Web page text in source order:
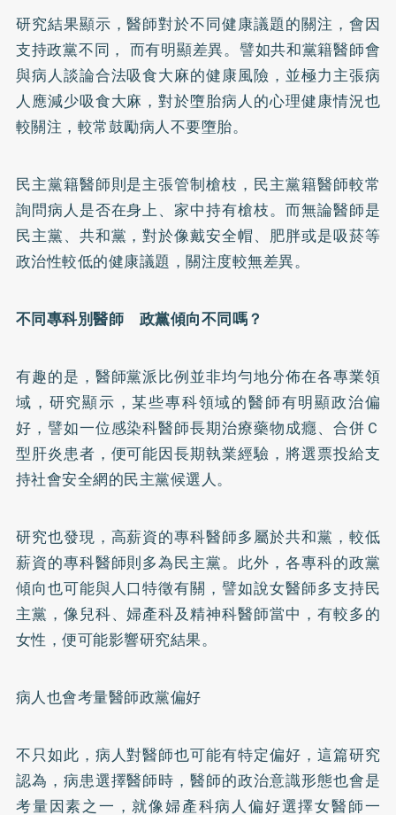
研究結果顯示，醫師對於不同健康議題的關注，會因
支持政黨不同， 而有明顯差異。譬如共和黨籍醫師會
與病人談論合法吸食大麻的健康風險，並極力主張病
人應減少吸食大麻，對於墮胎病人的心理健康情況也
較關注，較常鼓勵病人不要墮胎。
民主黨籍醫師則是主張管制槍枝，民主黨籍醫師較常
詢問病人是否在身上、家中持有槍枝。而無論醫師是
民主黨、共和黨，對於像戴安全帽、 肥胖或是吸菸等
政治性較低的健康議題，關注度較無差異。
不同專科別醫師 政黨傾向不同嗎？
有趣的是，醫師黨派比例並非均勻地分佈在各專業領
域，研究顯示，某些專科領域的醫師有明顯政治偏
好，譬如一位感染科醫師長期治療藥物成癮、合併Ｃ
型肝炎患者，便可能因長期執業經驗，將選票投給支
持社會安全網的民主黨候選人。
研究也發現，高薪資的專科醫師多屬於共和黨，較低
薪資的專科醫師則多為民主黨。此外，各專科的政黨
傾向也可能與人口特徵有關，譬如說女醫師多支持民
主黨，像兒科、婦產科及精神科醫師當中，有較多的
女性，便可能影響研究結果。
病人也會考量醫師政黨偏好
不只如此，病人對醫師也可能有特定偏好，這篇研究
認為，病患選擇醫師時，醫師的政治意識形態也會是
考量因素之一，就像婦產科病人偏好選擇女醫師一